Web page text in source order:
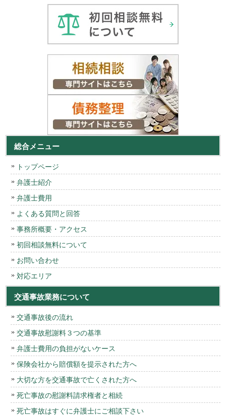
総合メニュー
トップページ
弁護士紹介
弁護士費用
よくある質問と回答
事務所概要・アクセス
初回相談無料について
お問い合わせ
対応エリア
交通事故業務について
交通事故後の流れ
交通事故慰謝料３つの基準
弁護士費用の負担がないケース
保険会社から賠償額を提示された方へ
大切な方を交通事故で亡くされた方へ
死亡事故の慰謝料請求権者と相続
死亡事故はすぐに弁護士にご相談下さい